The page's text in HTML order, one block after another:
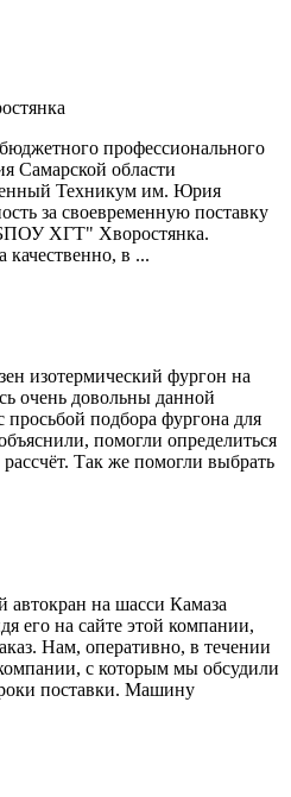
профессионального
Самарской области
Техникум им. Юрия
за своевременную поставку
ХГТ" Хворостянка.
качественно, в ...
изотермический фургон на
очень довольны данной
подбора фургона для
помогли определиться
Так же помогли выбрать
автокран на шасси Камаза
его на сайте этой компании,
Нам, оперативно, в течении
с которым мы обсудили
поставки. Машину